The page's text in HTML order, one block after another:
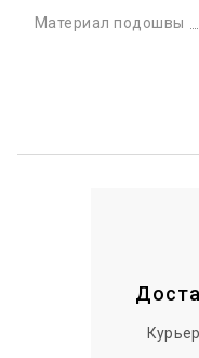
Материал подошвы